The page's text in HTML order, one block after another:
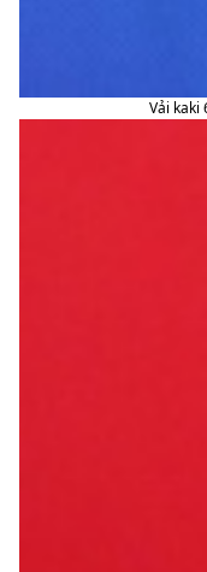
Vải kaki